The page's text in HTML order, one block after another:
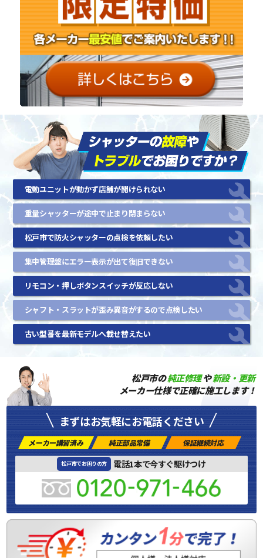
電動ユニットが動かず店舗が開けられない
重量シャッターが途中で止まり閉まらない
松戸市で防火シャッターの点検を依頼したい
集中管理盤にエラー表示が出て復旧できない
リモコン・押しボタンスイッチが反応しない
シャフト・スラットが歪み異音がするので点検したい
古い型番を最新モデルへ載せ替えたい
松戸市の純正修理や新設・更新
メーカー仕様で正確に施工します！
まずはお気軽にお電話ください
メーカー講習済み 純正部品常備 保証継続対応
松戸市でお困りの方 電話1本で今すぐ駆けつけ